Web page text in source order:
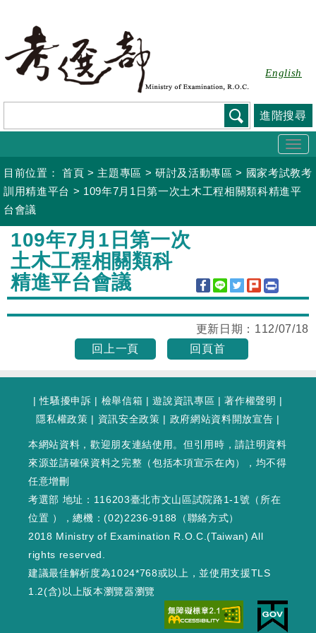
要
容
English
進階搜尋
目前位置： 首頁 > 主題專區 >研討及活動專區 > 國家考試教考
訓用精進平台 > 109年7月1日第一次土木工程相關類科精進平
台會議
:::
109年7月1日第一次
土木工程相關類科
精進平台會議
更新日期： 112/07/18
回上一頁
回頁首
|性騷擾申訴 | 檢舉信箱 |遊說資訊專區 |著作權聲明 |
隱私權政策 | 資訊安全政策 | 政府網站資料開放宣告 |
本網站資料，歡迎朋友連結使用。但引用時，請註明資料
來源並請確保資料之完整（包括本項宣示在內），均不得
任意增刪
考選部 地址：116203臺北市文山區試院路1-1號（ 所在
位置 ），總機：(02)2236-9188（聯絡方式）
2018 Ministry of Examination R.O.C.(Taiwan) All
rights reserved.
建議最佳解析度為1024*768或以上，並使用支援TLS
1.2(含)以上版本瀏覽器瀏覽